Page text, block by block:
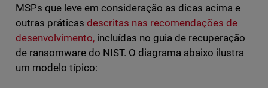
MSPs que leve em consideração as dicas acima e
outras práticas descritas nas recomendações de
desenvolvimento,incluídas no guia de recuperação
de ransomware do NIST. O diagrama abaixo ilustra
um modelo típico: